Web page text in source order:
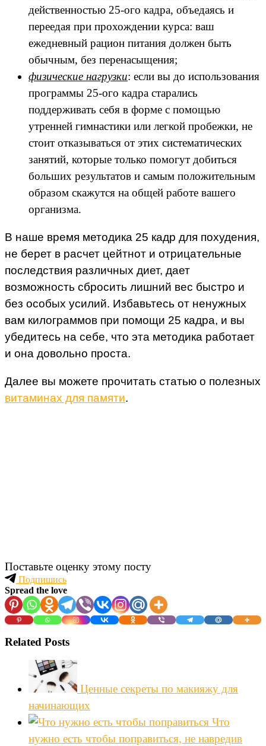
действенностью 25-ого кадра, объедаясь и
переедая при прохождении курса: ваш
ежедневный рацион питания должен быть
обычным, без перенасыщения;
физические нагрузки: если вы до использования
программы 25-ого кадра старались
поддерживать себя в форме с помощью
утренней гимнастики или легкой пробежки, не
стоит отказываться от этих систематических
занятий, которые только помогут добиться
больших результатов и самым положительным
образом скажутся на общей работе вашего
организма.
В наше время методика 25 кадр для похудения,
не берет в расчет цейтнот и отрицательные
последствия различных диет, дает
возможность сбросить лишний вес быстро и
без особых усилий. Избавьтесь от ненужных
вам килограммов при помощи 25 кадра, и вы
убедитесь на себе, что эта методика работает
и она довольно проста.
Далее вы можете прочитать статью о полезных
витаминах для памяти.
Поставьте оценку этому посту
Подпишись
Spread the love
Related Posts
Ценные секреты по макияжу для
начинающих
Что
нужно есть чтобы поправиться, не навредив